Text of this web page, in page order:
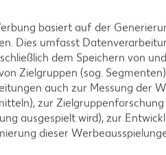
basiert auf der
Dies umfasst
dem Speichern von
Zielgruppen (sog.
auch zur Messung der
zur
ausgespielt wird), zur
dieser